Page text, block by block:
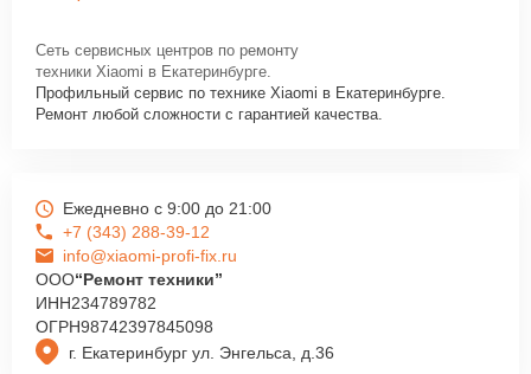
Сеть сервисных центров по ремонту
техники Xiaomi в Екатеринбурге.
Профильный сервис по технике Xiaomi в Екатеринбурге.
Ремонт любой сложности с гарантией качества.
г. Екатеринбург ул. Энгельса, д.36
Ежедневно с 9:00 до 21:00
+7 (343) 288-39-12
info@xiaomi-profi-fix.ru
ООО“Ремонт техники”
ИНН234789782
ОГРН98742397845098